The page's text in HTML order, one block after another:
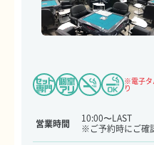
※電子タ
り
営業時間
10:00〜LAST
※ご予約時にご確